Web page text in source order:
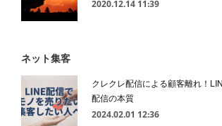
2020.12.14 11:39
ネット集客
クレクレ配信による顧客離れ！
配信の本質
2024.02.01 12:36